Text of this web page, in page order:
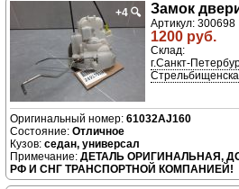
+4 🔍 Замок
Артикул: 300698
1200 руб.
Склад:
г.Санкт-
61032AJ160
Отличное
седан, универсал
ДЕТАЛЬ ОРИГИНАЛЬНАЯ,
РФ И СНГ ТРАНСПОРТНОЙ КОМПАНИЕЙ!